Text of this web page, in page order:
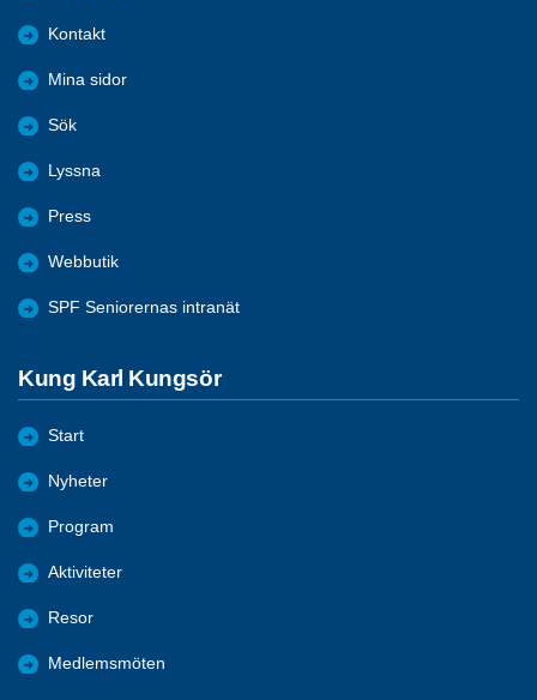
Kontakt
Mina sidor
Sök
Lyssna
Press
Webbutik
SPF Seniorernas intranät
Kung Karl Kungsör
Start
Nyheter
Program
Aktiviteter
Resor
Medlemsmöten